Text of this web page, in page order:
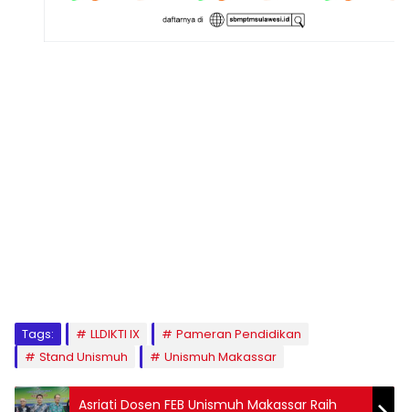
Tags: LLDIKTI IX
Pameran Pendidikan
Stand Unismuh
Unismuh Makassar
Asriati Dosen FEB Unismuh Makassar Raih